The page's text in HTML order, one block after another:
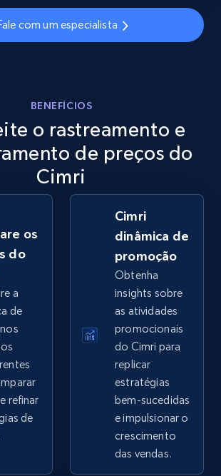
id, Title, Seller name, Seller rating,
Breadcrumbs, Root category, and
359+ Comece agora
data on products using
id, Title, Seller name, Seller rating,
Breadcrumbs, Root category, and
Comece agora
products from shops on eBay
id, Title, Seller name, Seller rating,
com um especialista
BENEFÍCIOS
o rastreamento e
de preços do
Cimri
os
do
a
de
refinar
de
Cimri
dinâmica de
promoção
Obtenha
insights sobre
as atividades
promocionais
do Cimri para
replicar
estratégias
bem-sucedidas
e impulsionar o
crescimento
das vendas.